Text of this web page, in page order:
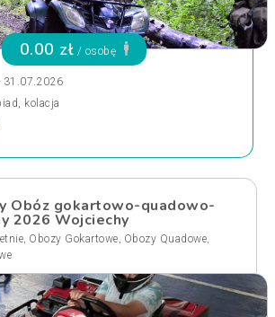
0.00 zł / osobę
31.07.2026
kolacja
Obóz gokartowo-quadowo-
2026 Wojciechy
, Obozy Gokartowe, Obozy Quadowe,